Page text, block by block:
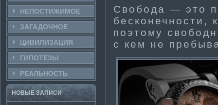
НЕПОСТИ­ЖИМОЕ
ЗАГАДОЧНΟЕ
ЦИВИЛИЗАЦИЯ
ГИПОТЕЗЫ
РЕАЛЬНΟСТЬ
НОВЫЕ ЗАПИСИ
Свобода — это
бесконечности­,
поэтому
с кем не